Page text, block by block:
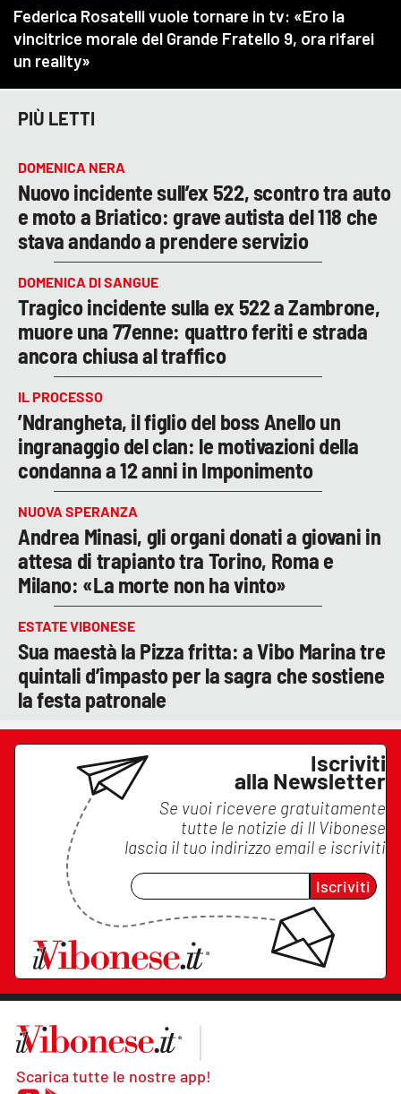
PIÙ LETTI
DOMENICA NERA
Nuovo incidente sull’ex 522, scontro tra auto
e moto a Briatico: grave autista del 118 che
stava andando a prendere servizio
DOMENICA DI SANGUE
Tragico incidente sulla ex 522 a Zambrone,
muore una 77enne: quattro feriti e strada
ancora chiusa al traffico
IL PROCESSO
’Ndrangheta, il figlio del boss Anello un
ingranaggio del clan: le motivazioni della
condanna a 12 anni in Imponimento
NUOVA SPERANZA
Andrea Minasi, gli organi donati a giovani in
attesa di trapianto tra Torino, Roma e
Milano: «La morte non ha vinto»
ESTATE VIBONESE
Sua maestà la Pizza fritta: a Vibo Marina tre
quintali d’impasto per la sagra che sostiene
la festa patronale
Iscriviti
alla Newsletter
Se vuoi ricevere gratuitamente
tutte le notizie di Il Vibonese
lascia il tuo indirizzo email e iscriviti
Iscriviti
Scarica tutte le nostre app!